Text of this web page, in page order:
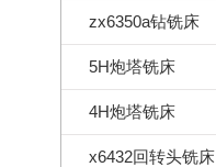
zx6350a钻铣床
5H炮塔铣床
4H炮塔铣床
x6432回转头铣床